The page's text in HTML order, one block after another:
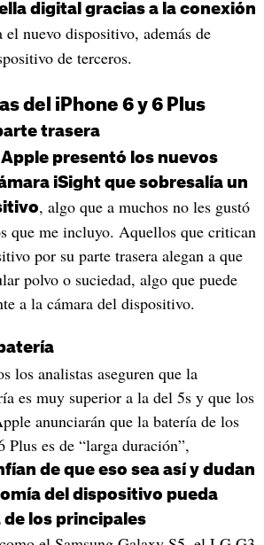
digital gracias a la conexión
el nuevo dispositivo, además de
de terceros.
del iPhone 6 y 6 Plus
trasera
Apple presentó los nuevos
iSight que sobresalía un
, algo que a muchos no les gustó
que me incluyo. Aquellos que critican
por su parte trasera alegan a que
polvo o suciedad, algo que puede
a la cámara del dispositivo.
los analistas aseguren que la
es muy superior a la del 5s y que los
anunciarán que la batería de los
Plus es de “larga duración”,
de que eso sea así y dudan
del dispositivo pueda
los principales